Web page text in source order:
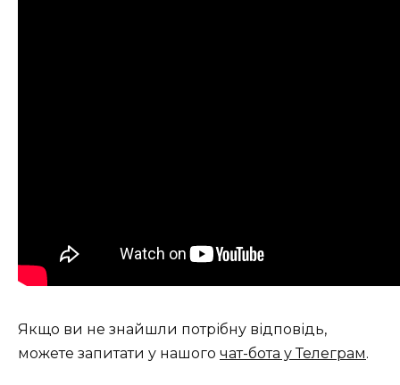
Якщо ви не знайшли потрібну відповідь,
можете запитати у нашого чат-бота у Телеграм.